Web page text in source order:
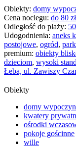
Obiekty: domy
Cena noclegu: do 80 zł
Odległość do plaży:
Udogodnienia: aneks
postojowe, ogród,
premium: obiekty
dzieciom, wysoki
Łeba, ul. Zawiszy
Obiekty
domy
kwatery
ośrodki
pokoje gościnne
wille